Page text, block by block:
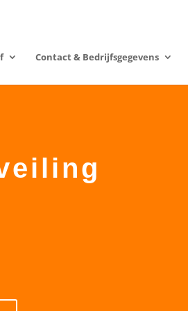
Contact & Bedrijfsgegevens